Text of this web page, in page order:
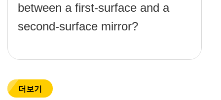
between a first-surface and a
second-surface mirror?
더보기